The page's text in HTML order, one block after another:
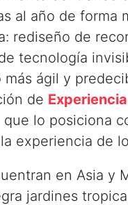
al año de forma
rediseño de
tecnología
ágil y
de
lo posiciona
experiencia de
en Asia y
jardines